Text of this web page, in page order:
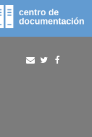
procura